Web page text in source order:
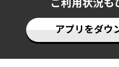
アプリホーム画面の「ご
バンクイックアプ
アプリをダウ